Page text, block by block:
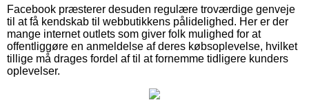
Facebook præsterer desuden regulære troværdige genveje
til at få kendskab til webbutikkens pålidelighed. Her er der
mange internet outlets som giver folk mulighed for at
offentliggøre en anmeldelse af deres købsoplevelse, hvilket
tillige må drages fordel af til at fornemme tidligere kunders
oplevelser.